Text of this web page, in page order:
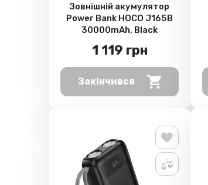
Зовнішній акумулятор
Power Bank HOCO J165B
30000mAh, Black
1 119 грн
Закінчився